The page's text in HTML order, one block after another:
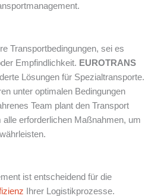
Transportbedingungen, sei es
Empfindlichkeit. EUROTRANS
Lösungen für Spezialtransporte.
unter optimalen Bedingungen
Team plant den Transport
erforderlichen Maßnahmen, um
ist entscheidend für die
Ihrer Logistikprozesse.